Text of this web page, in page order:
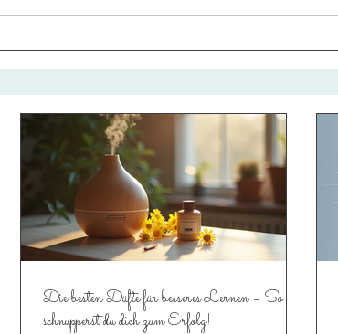
Die besten Düfte für besseres Lernen – So
schnupperst du dich zum Erfolg!